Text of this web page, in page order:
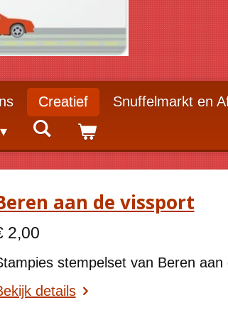
Creatief Snuffelmarkt en
aan de vissport
2,00
stempelset van Beren aan
details